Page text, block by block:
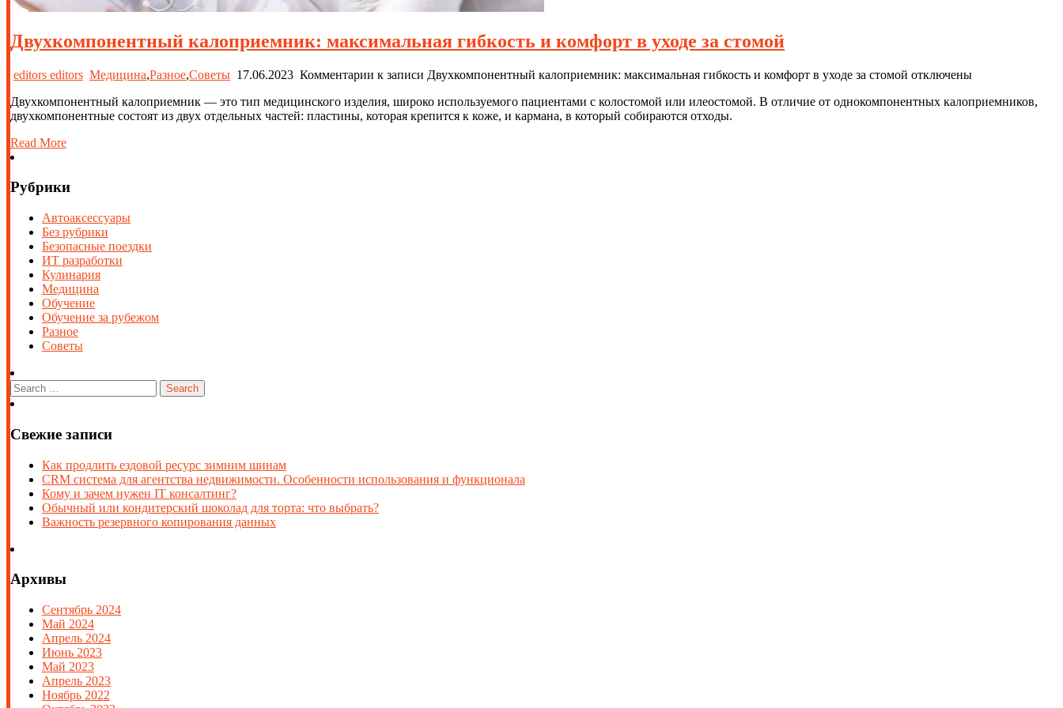
Двухкомпонентный калоприемник: максимальная гибкость и комфорт в уходе за стомой
editors editors Медицина,Разное,Советы 17.06.2023 Комментарии к записи Двухкомпонентный калоприемник: максимальная гибкость и комфорт в уходе за стомой отключены
Двухкомпонентный калоприемник — это тип медицинского изделия, широко используемого пациентами с колостомой или илеостомой. В отличие от однокомпонентных калоприемников,
двухкомпонентные состоят из двух отдельных частей: пластины, которая крепится к коже, и кармана, в который собираются отходы.
Read More
Рубрики
Автоаксессуары
Без рубрики
Безопасные поездки
ИТ разработки
Кулинария
Медицина
Обучение
Обучение за рубежом
Разное
Советы
Свежие записи
Как продлить ездовой ресурс зимним шинам
CRM система для агентства недвижимости. Особенности использования и функционала
Кому и зачем нужен IT консалтинг?
Обычный или кондитерский шоколад для торта: что выбрать?
Важность резервного копирования данных
Архивы
Сентябрь 2024
Май 2024
Апрель 2024
Июнь 2023
Май 2023
Апрель 2023
Ноябрь 2022